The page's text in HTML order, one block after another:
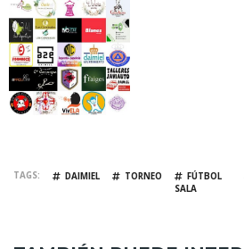
TAGS DAIMIEL TORNEO
FÚTBOL
SALA